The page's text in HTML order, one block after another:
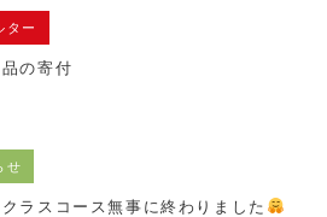
ター
の寄付
せ
ラスコース無事に終わりました